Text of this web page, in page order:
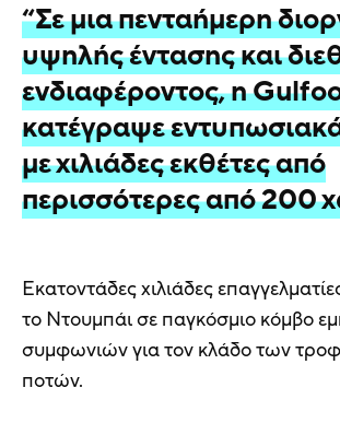
“Σε μια πενταήμερη
υψηλής έντασης και
ενδιαφέροντος, η
κατέγραψε
με χιλιάδες εκθέτες από
περισσότερες από 200
Εκατοντάδες χιλιάδες
το Ντουμπάι σε παγκόσμιο κόμβο
συμφωνιών για τον κλάδο των
ποτών.